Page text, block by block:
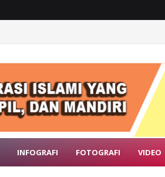
INFOGRAFI FOTOGRAFI VIDEO